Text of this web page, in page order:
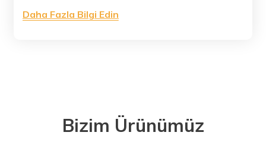
Daha Fazla Bilgi Edin
Bizim Ürünümüz